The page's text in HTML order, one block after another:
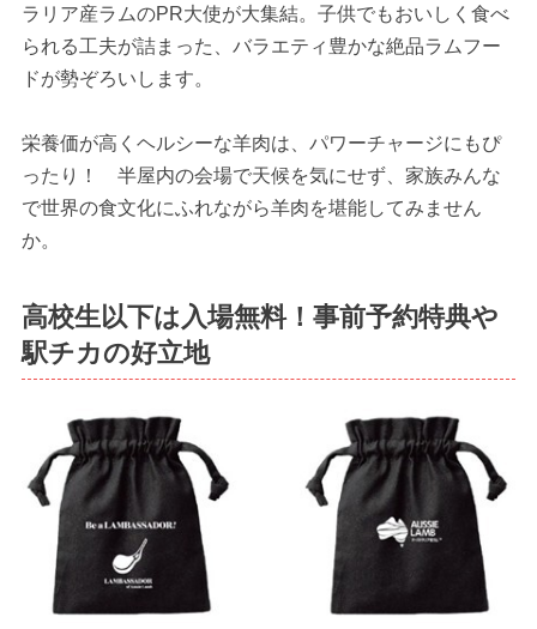
ラリア産ラムのPR大使が大集結。子供でもおいしく食べ
られる工夫が詰まった、バラエティ豊かな絶品ラムフー
ドが勢ぞろいします。
栄養価が高くヘルシーな羊肉は、パワーチャージにもぴ
ったり！ 半屋内の会場で天候を気にせず、家族みんな
で世界の食文化にふれながら羊肉を堪能してみません
か。
高校生以下は入場無料！事前予約特典や
駅チカの好立地